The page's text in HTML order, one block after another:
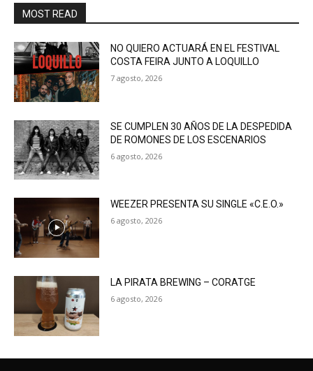
MOST READ
NO QUIERO ACTUARÁ EN EL FESTIVAL
COSTA FEIRA JUNTO A LOQUILLO
7 agosto, 2026
SE CUMPLEN 30 AÑOS DE LA DESPEDIDA
DE ROMONES DE LOS ESCENARIOS
6 agosto, 2026
WEEZER PRESENTA SU SINGLE «C.E.O.»
6 agosto, 2026
LA PIRATA BREWING – CORATGE
6 agosto, 2026